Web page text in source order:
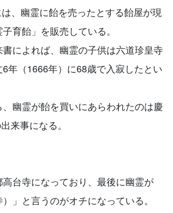
、幽霊に飴を売ったとする飴屋が現
育飴」を販売している。
によれば、幽霊の子供は六道珍皇寺
年（1666年）に68歳で入寂したとい
幽霊が飴を買いにあらわれたのは慶
来事になる。
台寺になっており、最後に幽霊が
」と言うのがオチになっている。